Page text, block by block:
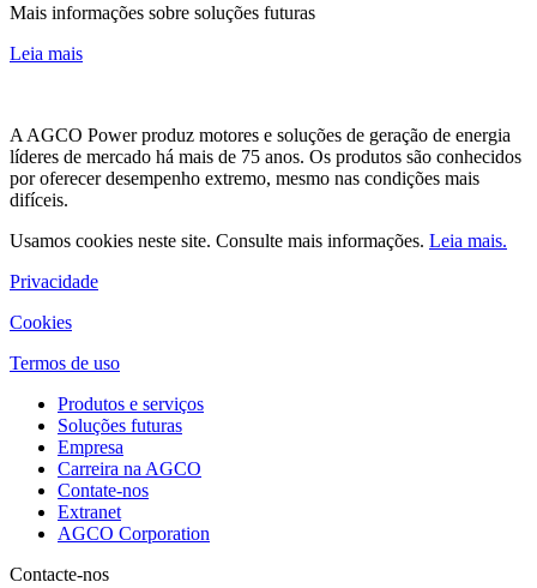
Mais informações sobre soluções futuras
Leia mais
A AGCO Power produz motores e soluções de geração de energia
líderes de mercado há mais de 75 anos. Os produtos são conhecidos
por oferecer desempenho extremo, mesmo nas condições mais
difíceis.
Usamos cookies neste site. Consulte mais informações. Leia mais.
Privacidade
Cookies
Termos de uso
Produtos e serviços
Soluções futuras
Empresa
Carreira na AGCO
Contate-nos
Extranet
AGCO Corporation
Contacte-nos